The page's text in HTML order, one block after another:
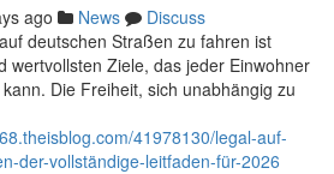
ago News
Discuss
deutschen Straßen zu fahren ist
wertvollsten Ziele, das jeder Einwohner
Die Freiheit, sich unabhängig zu
41978130/legal-auf-
der-vollständige-leitfaden-für-2026